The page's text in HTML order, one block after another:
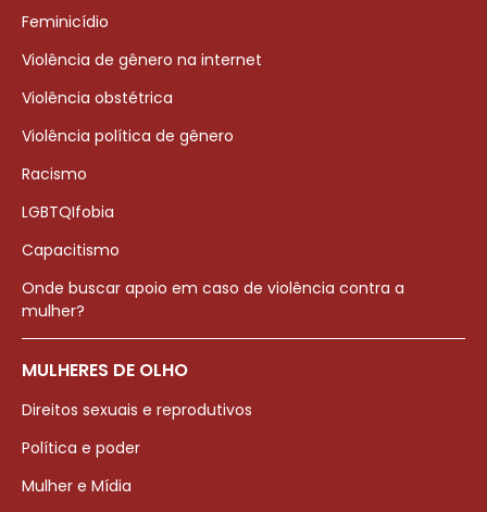
Feminicídio
Violência de gênero na internet
Violência obstétrica
Violência política de gênero
Racismo
LGBTQIfobia
Capacitismo
Onde buscar apoio em caso de violência contra a
mulher?
MULHERES DE OLHO
Direitos sexuais e reprodutivos
Política e poder
Mulher e Mídia